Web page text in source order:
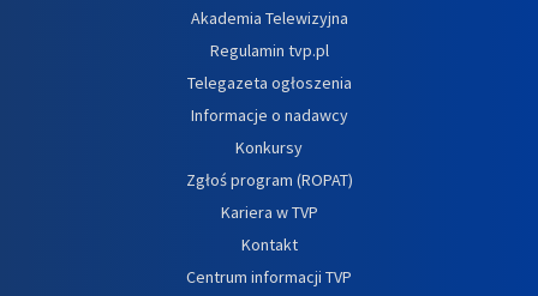
Akademia Telewizyjna
Regulamin tvp.pl
Telegazeta ogłoszenia
Informacje o nadawcy
Konkursy
Zgłoś program (ROPAT)
Kariera w TVP
Kontakt
Centrum informacji TVP